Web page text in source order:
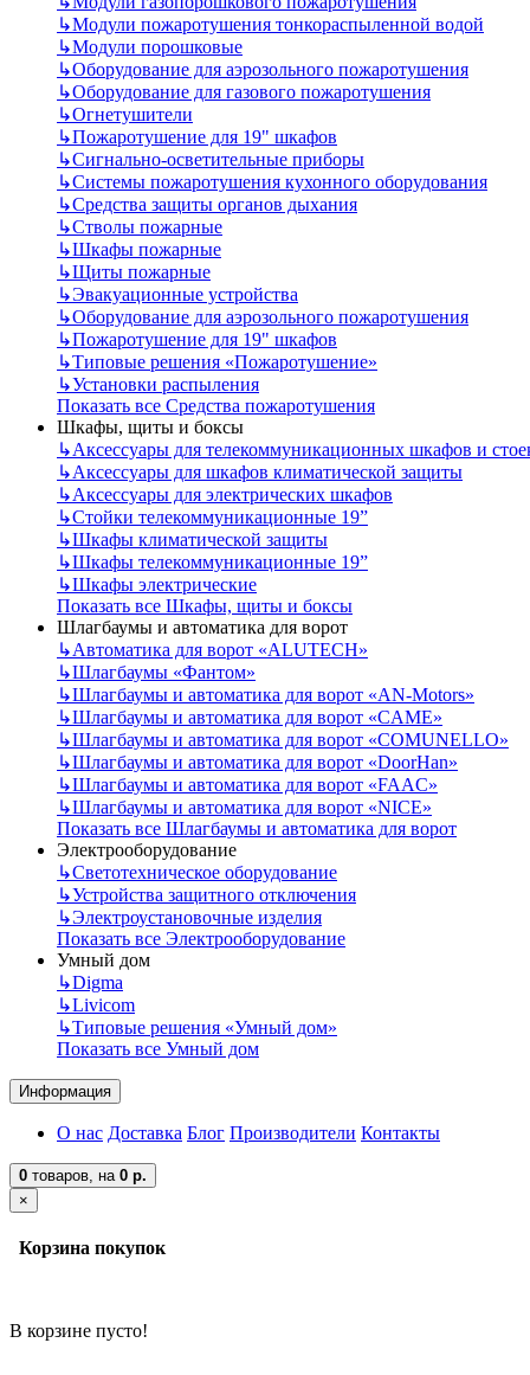
↳Модули пожаротушения тонкораспыленной водой
↳Модули порошковые
↳Оборудование для аэрозольного пожаротушения
↳Оборудование для газового пожаротушения
↳Огнетушители
↳Пожаротушение для 19" шкафов
↳Сигнально-осветительные приборы
↳Системы пожаротушения кухонного оборудования
↳Средства защиты органов дыхания
↳Стволы пожарные
↳Шкафы пожарные
↳Щиты пожарные
↳Эвакуационные устройства
↳Оборудование для аэрозольного пожаротушения
↳Пожаротушение для 19" шкафов
↳Типовые решения «Пожаротушение»
↳Установки распыления
Показать все Средства пожаротушения
Шкафы, щиты и боксы
↳Аксессуары для телекоммуникационных шкафов и
↳Аксессуары для шкафов климатической защиты
↳Аксессуары для электрических шкафов
↳Стойки телекоммуникационные 19”
↳Шкафы климатической защиты
↳Шкафы телекоммуникационные 19”
↳Шкафы электрические
Показать все Шкафы, щиты и боксы
Шлагбаумы и автоматика для ворот
↳Автоматика для ворот «ALUTECH»
↳Шлагбаумы «Фантом»
↳Шлагбаумы и автоматика для ворот «AN-Motors»
↳Шлагбаумы и автоматика для ворот «CAME»
↳Шлагбаумы и автоматика для ворот «COMUNELLO»
↳Шлагбаумы и автоматика для ворот «DoorHan»
↳Шлагбаумы и автоматика для ворот «FAAC»
↳Шлагбаумы и автоматика для ворот «NICE»
Показать все Шлагбаумы и автоматика для ворот
Электрооборудование
↳Светотехническое оборудование
↳Устройства защитного отключения
↳Электроустановочные изделия
Показать все Электрооборудование
Умный дом
↳Digma
↳Livicom
↳Типовые решения «Умный дом»
Показать все Умный дом
Информация
О нас Доставка Блог Производители Контакты
0 товаров, на 0 р.
×
Корзина покупок
В корзине пусто!